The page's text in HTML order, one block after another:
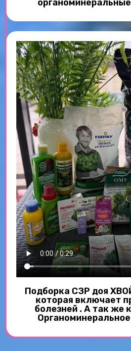
Подборка СЗР доя
которая включает
болезней . А так же